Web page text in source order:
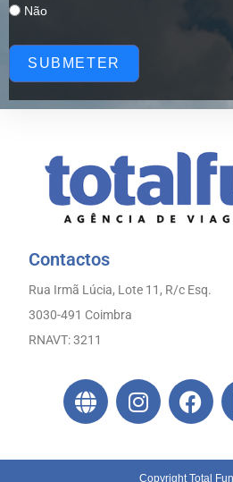
Não
SUBMETER
Contactos
Rua Irmã Lúcia, Lote 11, R/c Esq.
3030-491 Coimbra
RNAVT: 3211
Copyright Total